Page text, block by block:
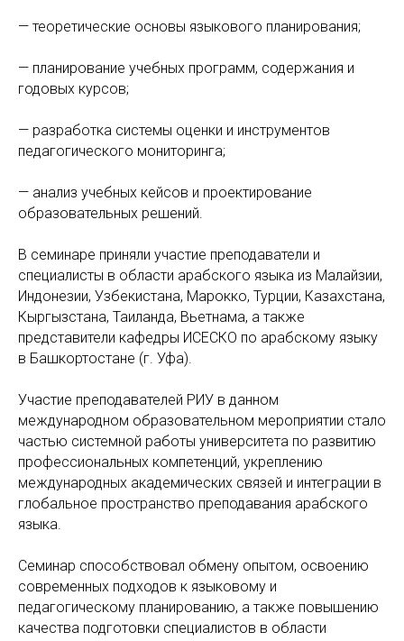
— теоретические основы языкового планирования;
— планирование учебных программ, содержания и
годовых курсов;
— разработка системы оценки и инструментов
педагогического мониторинга;
— анализ учебных кейсов и проектирование
образовательных решений.
В семинаре приняли участие преподаватели и
специалисты в области арабского языка из Малайзии,
Индонезии, Узбекистана, Марокко, Турции, Казахстана,
Кыргызстана, Таиланда, Вьетнама, а также
представители кафедры ИСЕСКО по арабскому языку
в Башкортостане (г. Уфа).
Участие преподавателей РИУ в данном
международном образовательном мероприятии стало
частью системной работы университета по развитию
профессиональных компетенций, укреплению
международных академических связей и интеграции в
глобальное пространство преподавания арабского
языка.
Семинар способствовал обмену опытом, освоению
современных подходов к языковому и
педагогическому планированию, а также повышению
качества подготовки специалистов в области